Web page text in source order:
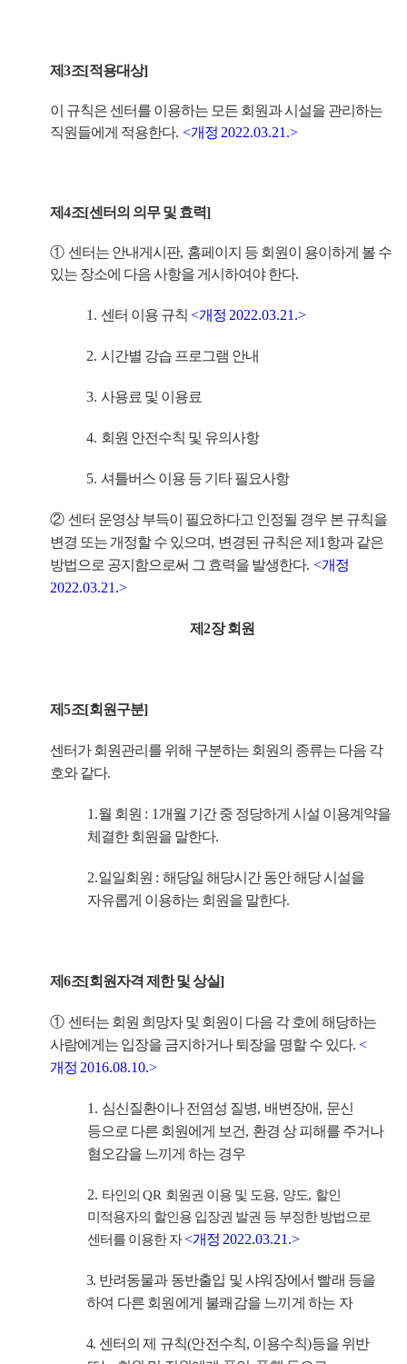
제 3조[적용대상]
이 규칙은 센터를 이용하는 모든 회원과 시설을 관리하는
직원들에게 적용한다. <개정 2022.03.21.>
제 4조[센터의 의무 및 효력]
① 센터는 안내게시판, 홈페이지 등 회원이 용이하게 볼 수
있는 장소에 다음 사항을 게시하여야 한다.
1. 센터 이용 규칙 <개정 2022.03.21.>
2. 시간별 강습 프로그램 안내
3. 사용료 및 이용료
4. 회원 안전수칙 및 유의사항
5. 셔틀버스 이용 등 기타 필요사항
② 센터 운영상 부득이 필요하다고 인정될 경우 본 규칙을
변경 또는 개정할 수 있으며, 변경된 규칙은 제 1 항과 같은
방법으로 공지함으로써 그 효력을 발생한다. <개정
2022.03.21.>
제 2장 회원
제 5조[회원구분]
센터가 회원관리를 위해 구분하는 회원의 종류는 다음 각
호와 같다.
1.월 회원 : 1 개월 기간 중 정당하게 시설 이용계약을
체결한 회원을 말한다.
2.일일회원 : 해당일 해당시간 동안 해당 시설을
자유롭게 이용하는 회원을 말한다.
제 6조[회원자격 제한 및 상실]
① 센터는 회원 희망자 및 회원이 다음 각 호에 해당하는
사람에게는 입장을 금지하거나 퇴장을 명할 수 있다. <
개정 2016.08.10.>
1. 심신질환이나 전염성 질병, 배변장애, 문신
등으로 다른 회원에게 보건, 환경 상 피해를 주거나
혐오감을 느끼게 하는 경우
2. 타인의 QR 회원권 이용 및 도용, 양도, 할인
미적용자의 할인용 입장권 발권 등 부정한 방법으로
센터를 이용한 자<개정 2022.03.21.>
3. 반려동물과 동반출입 및 샤워장에서 빨래 등을
하여 다른 회원에게 불쾌감을 느끼게 하는 자
4. 센터의 제 규칙(안전수칙, 이용수칙)등을 위반